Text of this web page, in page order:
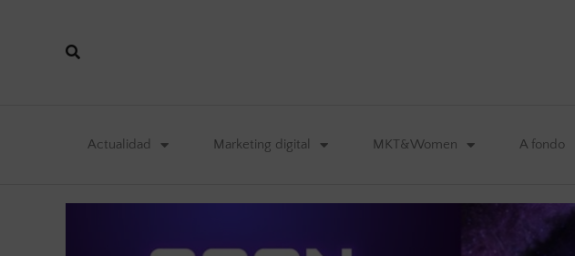
Actualidad Marketing digital MKT&Women A fondo